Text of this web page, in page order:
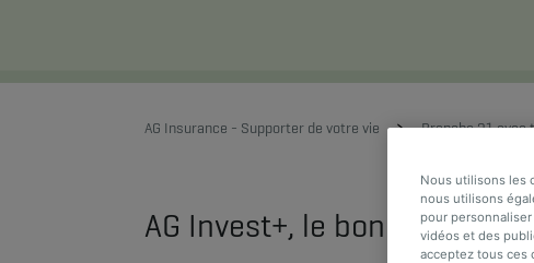
AG Insurance - Supporter de votre vie Branche 21
AG Invest+, le bon choix
Nous utilisons les
nous utilisons
pour
vidéos et des
acceptez tous ces